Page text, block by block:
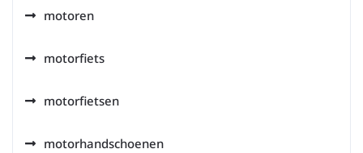
motoren
motorfiets
motorfietsen
motorhandschoenen